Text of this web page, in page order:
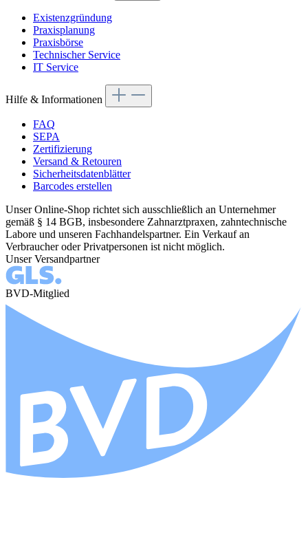
Existenzgründung
Praxisplanung
Praxisbörse
Technischer Service
IT Service
Hilfe & Informationen
FAQ
SEPA
Zertifizierung
Versand & Retouren
Sicherheitsdatenblätter
Barcodes erstellen
Unser Online-Shop richtet sich ausschließlich an Unternehmer
gemäß § 14 BGB, insbesondere Zahnarztpraxen, zahntechnische
Labore und unseren Fachhandelspartner. Ein Verkauf an
Verbraucher oder Privatpersonen ist nicht möglich.
Unser Versandpartner
BVD-Mitglied